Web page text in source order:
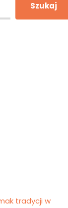
Szukaj
tradycji w